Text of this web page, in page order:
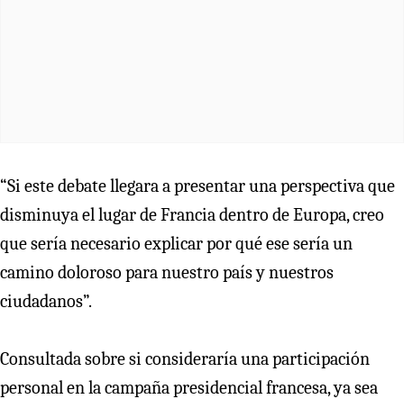
“Si este debate llegara a presentar una perspectiva que
disminuya el lugar de Francia dentro de Europa, creo
que sería necesario explicar por qué ese sería un
camino doloroso para nuestro país y nuestros
ciudadanos”.
Consultada sobre si consideraría una participación
personal en la campaña presidencial francesa, ya sea